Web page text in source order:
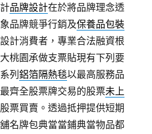
品牌設計在於將品牌理念透
品牌競爭行銷及保養品包裝
計消費者，專業合法融資根
桃園承做支票貼現有下列要
列鋁箔隔熱毯以最高服務品
齊全股票牌交易的股票未上
票買賣。透過抵押提供短期
名牌包典當當鋪典當物品都